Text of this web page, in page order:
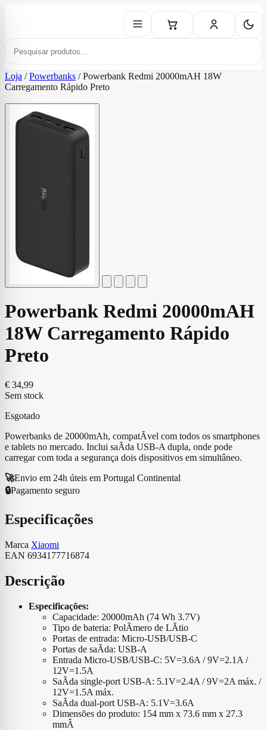
Loja / Powerbanks / Powerbank Redmi 20000mAH 18W
Carregamento Rápido Preto
Powerbank Redmi 20000mAH
18W Carregamento Rápido
Preto
€ 34,99
Sem stock
Esgotado
Powerbanks de 20000mAh, compatÃ­vel com todos os smartphones
e tablets no mercado. Inclui saÃ­da USB-A dupla, onde pode
carregar com toda a segurança dois dispositivos em simultâneo.
🚀Envio em 24h úteis em Portugal Continental
🔒Pagamento seguro
Especificações
Marca Xiaomi
EAN 6934177716874
Descrição
Especificações:
Capacidade: 20000mAh (74 Wh 3.7V)
Tipo de bateria: PolÃ­mero de LÃ­tio
Portas de entrada: Micro-USB/USB-C
Portas de saÃ­da: USB-A
Entrada Micro-USB/USB-C: 5V=3.6A / 9V=2.1A /
12V=1.5A
SaÃ­da single-port USB-A: 5.1V=2.4A / 9V=2A máx. /
12V=1.5A máx.
SaÃ­da dual-port USB-A: 5.1V=3.6A
Dimensões do produto: 154 mm x 73.6 mm x 27.3
mmÂ